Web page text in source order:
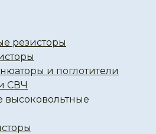
резисторы
и поглотители
СВЧ